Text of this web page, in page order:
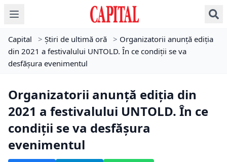
Capital > Știri de ultimă oră > Organizatorii anunță ediția
din 2021 a festivalului UNTOLD. În ce condiții se va
desfășura evenimentul
Organizatorii anunță ediția din
2021 a festivalului UNTOLD. În ce
condiții se va desfășura
evenimentul